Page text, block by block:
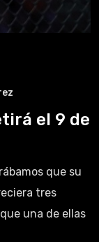
el 9 de
que su
tres
una de ellas